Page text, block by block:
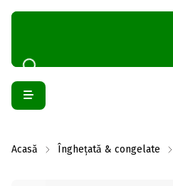
Acasă Înghețată & congelate